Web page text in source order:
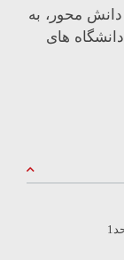
محور، به
­های